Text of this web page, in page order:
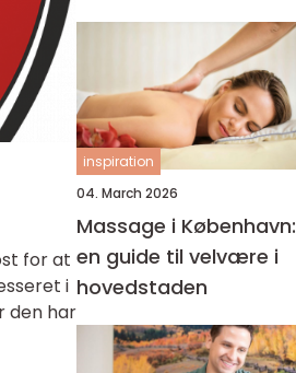
for at
i
den har
støtte
inspiration
04. March 2026
Massage i København:
en guide til velvære i
hovedstaden